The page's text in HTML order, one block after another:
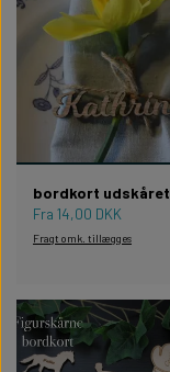
bordkort udskåret
Fra 14,00 DKK
Fragt omk. tillægges